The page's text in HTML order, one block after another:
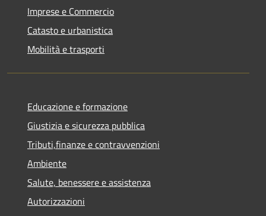
Imprese e Commercio
Catasto e urbanistica
Mobilità e trasporti
Educazione e formazione
Giustizia e sicurezza pubblica
Tributi,finanze e contravvenzioni
Ambiente
Salute, benessere e assistenza
Autorizzazioni